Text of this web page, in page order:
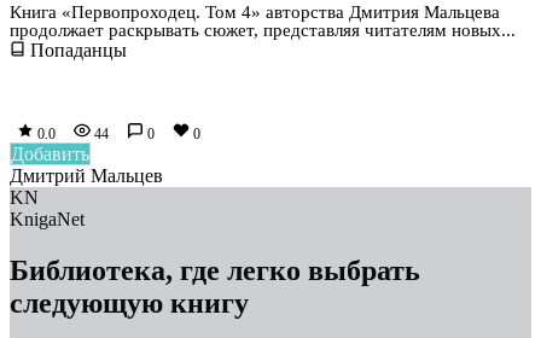
Книга «Первопроходец. Том 4» авторства Дмитрия Мальцева
продолжает раскрывать сюжет, представляя читателям новых...
Попаданцы
0.0 44 0 0
Добавить
Дмитрий Мальцев
KN
KnigaNet
Библиотека, где легко выбрать
следующую книгу